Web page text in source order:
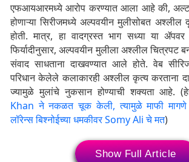
एफआयआरमध्ये आरोप करण्यात आला आहे की, अल्ट
होणाऱ्या सिरीजमध्ये अल्पवयीन मुलीसोबत
होती. मात्र, हा वादग्रस्त भाग सध्या या ॲपवर
फिर्यादीनुसार, अल्पवयीन मुलीला अश्लील चित्रपट
संवाद साधताना दाखवण्यात आले होते. वेब
परिधान केलेले कलाकारही अश्लील कृत्य करताना
ज्यामुळे मुलांचे नुकसान होण्याची शक्यता आहे.
Khan ने नकळत चूक केली, त्यामुळे माफी मागणे
लॉरेन्स बिश्नोईच्या धमकीवर Somy Ali चे मत)
या संपूर्ण प्रकरणावर एकता कपूर आणि शोभा कपूर
वक्तव्य आलेले नाही. याआधी 27 सप्टेंबर 2024 रोजी
Show Full Article